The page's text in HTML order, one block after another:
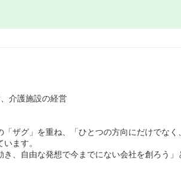
介護施設の経営
ザグ」を重ね、「ひとつの方向にだけでなく
ます。
き、自由な発想で今までにない会社を創ろう